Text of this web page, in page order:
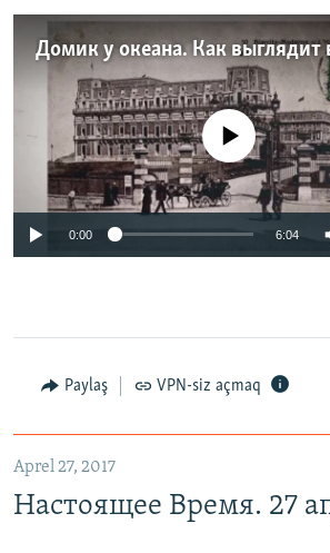
No media source currently
0:00 6:04
Paylaş VPN-siz açmaq
Aprel 27, 2017
Настоящее Время. 27